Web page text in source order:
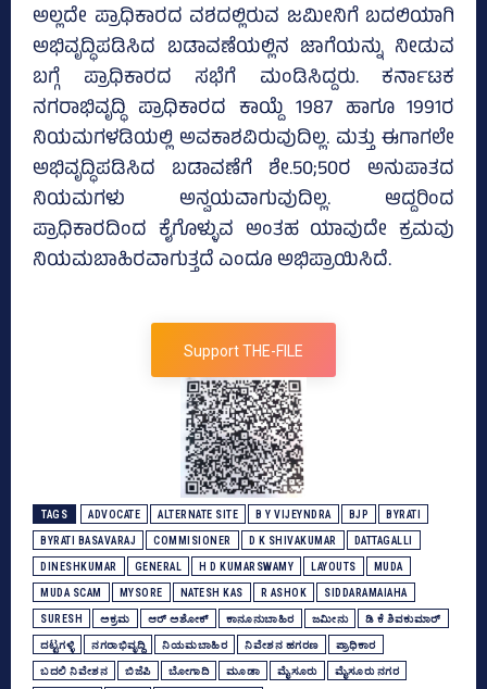
ಅಲ್ಲದೇ ಪ್ರಾಧಿಕಾರದ ವಶದಲ್ಲಿರುವ ಜಮೀನಿಗೆ ಬದಲಿಯಾಗಿ
ಅಭಿವೃದ್ಧಿಪಡಿಸಿದ ಬಡಾವಣೆಯಲ್ಲಿನ ಜಾಗೆಯನ್ನು ನೀಡುವ
ಬಗ್ಗೆ ಪ್ರಾಧಿಕಾರದ ಸಭೆಗೆ ಮಂಡಿಸಿದ್ದರು. ಕರ್ನಾಟಕ
ನಗರಾಭಿವೃದ್ಧಿ ಪ್ರಾಧಿಕಾರದ ಕಾಯ್ದೆ 1987 ಹಾಗೂ 1991ರ
ನಿಯಮಗಳಡಿಯಲ್ಲಿ ಅವಕಾಶವಿರುವುದಿಲ್ಲ. ಮತ್ತು ಈಗಾಗಲೇ
ಅಭಿವೃದ್ಧಿಪಡಿಸಿದ ಬಡಾವಣೆಗೆ ಶೇ.50;50ರ ಅನುಪಾತದ
ನಿಯಮಗಳು ಅನ್ವಯವಾಗುವುದಿಲ್ಲ. ಆದ್ದರಿಂದ
ಪ್ರಾಧಿಕಾರದಿಂದ ಕೈಗೊಳ್ಳುವ ಅಂತಹ ಯಾವುದೇ ಕ್ರಮವು
ನಿಯಮಬಾಹಿರವಾಗುತ್ತದೆ ಎಂದೂ ಅಭಿಪ್ರಾಯಿಸಿದೆ.
Support THE-FILE
TAGS ADVOCATE ALTERNATE SITE B Y VIJEYNDRA BJP BYRATI
BYRATI BASAVARAJ COMMISIONER D K SHIVAKUMAR DATTAGALLI
DINESHKUMAR GENERAL H D KUMARSWAMY LAYOUTS MUDA
MUDA SCAM MYSORE NATESH KAS R ASHOK SIDDARAMAIAHA
SURESH ಅಕ್ರಮ ಆರ್‌ ಅಶೋಕ್‌ ಕಾನೂನುಬಾಹಿರ ಜಮೀನು ಡಿ ಕೆ ಶಿವಕುಮಾರ್
ದಟ್ಟಗಳ್ಳಿ ನಗರಾಭಿವೃದ್ದಿ ನಿಯಮಬಾಹಿರ ನಿವೇಶನ ಹಗರಣ ಪ್ರಾಧಿಕಾರ
ಬದಲಿ ನಿವೇಶನ ಬಿಜೆಪಿ ಬೋಗಾದಿ ಮೂಡಾ ಮೈಸೂರು ಮೈಸೂರು ನಗರ